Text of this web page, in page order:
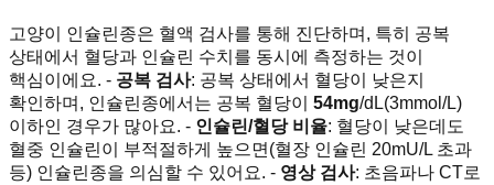
고양이 인슐린종은 혈액 검사를 통해 진단하며, 특히 공복
상태에서 혈당과 인슐린 수치를 동시에 측정하는 것이
핵심이에요. - 공복 검사: 공복 상태에서 혈당이 낮은지
확인하며, 인슐린종에서는 공복 혈당이 54mg/dL(3mmol/L)
이하인 경우가 많아요. - 인슐린/혈당 비율: 혈당이 낮은데도
혈중 인슐린이 부적절하게 높으면(혈장 인슐린 20mU/L 초과
등) 인슐린종을 의심할 수 있어요. - 영상 검사: 초음파나 CT로